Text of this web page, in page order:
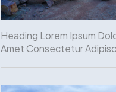
Heading Lorem Ipsum
Amet Consectetur